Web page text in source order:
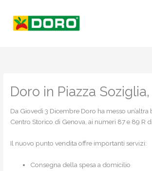
contenuto
Doro in Piazza
Da Giovedì 3 Dicembre Doro ha messo
Centro Storico di Genova, ai numeri 87 e 89 R
Il nuovo punto vendita offre importanti servizi:
Consegna della spesa a domicilio